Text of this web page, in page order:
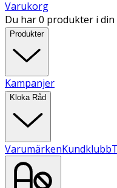
Varukorg
Du har 0 produkter i
Produkter
Kampanjer
Kloka Råd
VarumärkenKundklubb